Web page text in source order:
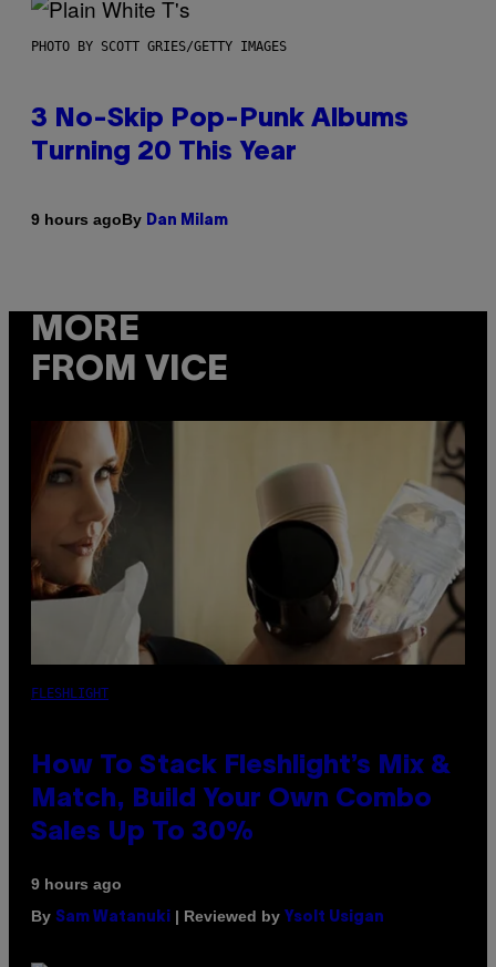
PHOTO BY SCOTT GRIES/GETTY IMAGES
3 No-Skip Pop-Punk Albums
Turning 20 This Year
9 hours agoBy Dan Milam
MORE
FROM VICE
FLESHLIGHT
How To Stack Fleshlight’s Mix &
Match, Build Your Own Combo
Sales Up To 30%
9 hours ago
By Sam Watanuki | Reviewed by Ysolt Usigan